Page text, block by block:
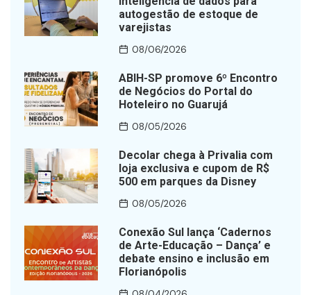
autogestão de estoque de
varejistas
08/06/2026
ABIH-SP promove 6º Encontro
de Negócios do Portal do
Hoteleiro no Guarujá
08/05/2026
Decolar chega à Privalia com
loja exclusiva e cupom de R$
500 em parques da Disney
08/05/2026
Conexão Sul lança ‘Cadernos
de Arte-Educação – Dança’ e
debate ensino e inclusão em
Florianópolis